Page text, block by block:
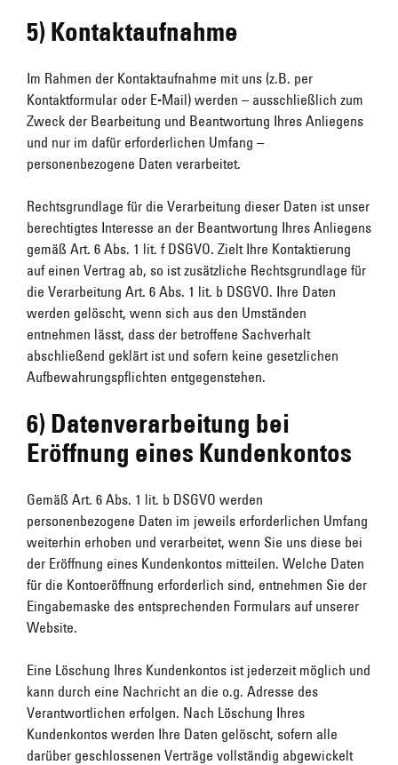
5) Kontaktaufnahme
Im Rahmen der Kontaktaufnahme mit uns (z.B. per
Kontaktformular oder E-Mail) werden – ausschließlich zum
Zweck der Bearbeitung und Beantwortung Ihres Anliegens
und nur im dafür erforderlichen Umfang –
personenbezogene Daten verarbeitet.
Rechtsgrundlage für die Verarbeitung dieser Daten ist unser
berechtigtes Interesse an der Beantwortung Ihres Anliegens
gemäß Art. 6 Abs. 1 lit. f DSGVO. Zielt Ihre Kontaktierung
auf einen Vertrag ab, so ist zusätzliche Rechtsgrundlage für
die Verarbeitung Art. 6 Abs. 1 lit. b DSGVO. Ihre Daten
werden gelöscht, wenn sich aus den Umständen
entnehmen lässt, dass der betroffene Sachverhalt
abschließend geklärt ist und sofern keine gesetzlichen
Aufbewahrungspflichten entgegenstehen.
6) Datenverarbeitung bei
Eröffnung eines Kundenkontos
Gemäß Art. 6 Abs. 1 lit. b DSGVO werden
personenbezogene Daten im jeweils erforderlichen Umfang
weiterhin erhoben und verarbeitet, wenn Sie uns diese bei
der Eröffnung eines Kundenkontos mitteilen. Welche Daten
für die Kontoeröffnung erforderlich sind, entnehmen Sie der
Eingabemaske des entsprechenden Formulars auf unserer
Website.
Eine Löschung Ihres Kundenkontos ist jederzeit möglich und
kann durch eine Nachricht an die o.g. Adresse des
Verantwortlichen erfolgen. Nach Löschung Ihres
Kundenkontos werden Ihre Daten gelöscht, sofern alle
darüber geschlossenen Verträge vollständig abgewickelt